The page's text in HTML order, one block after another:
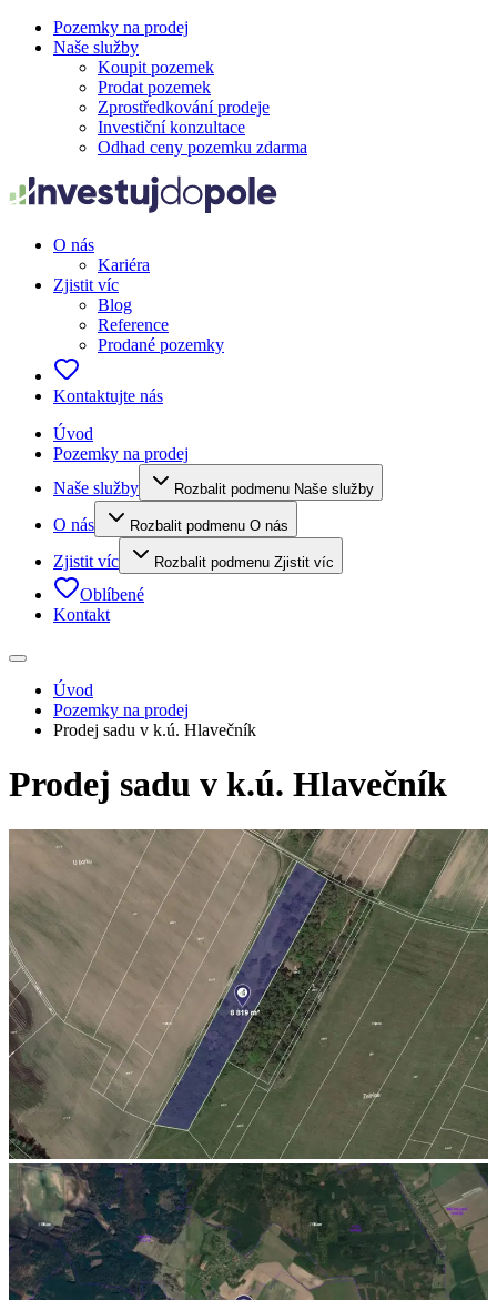
Pozemky na prodej
Naše služby
Koupit pozemek
Prodat pozemek
Zprostředkování prodeje
Investiční konzultace
Odhad ceny pozemku zdarma
O nás
Kariéra
Zjistit víc
Blog
Reference
Prodané pozemky
Kontaktujte nás
Úvod
Pozemky na prodej
Naše služby
Rozbalit podmenu Naše služby
O nás Rozbalit podmenu O nás
Zjistit víc Rozbalit podmenu Zjistit víc
Oblíbené
Kontakt
Úvod
Pozemky na prodej
Prodej sadu v k.ú. Hlavečník
Prodej sadu v k.ú. Hlavečník